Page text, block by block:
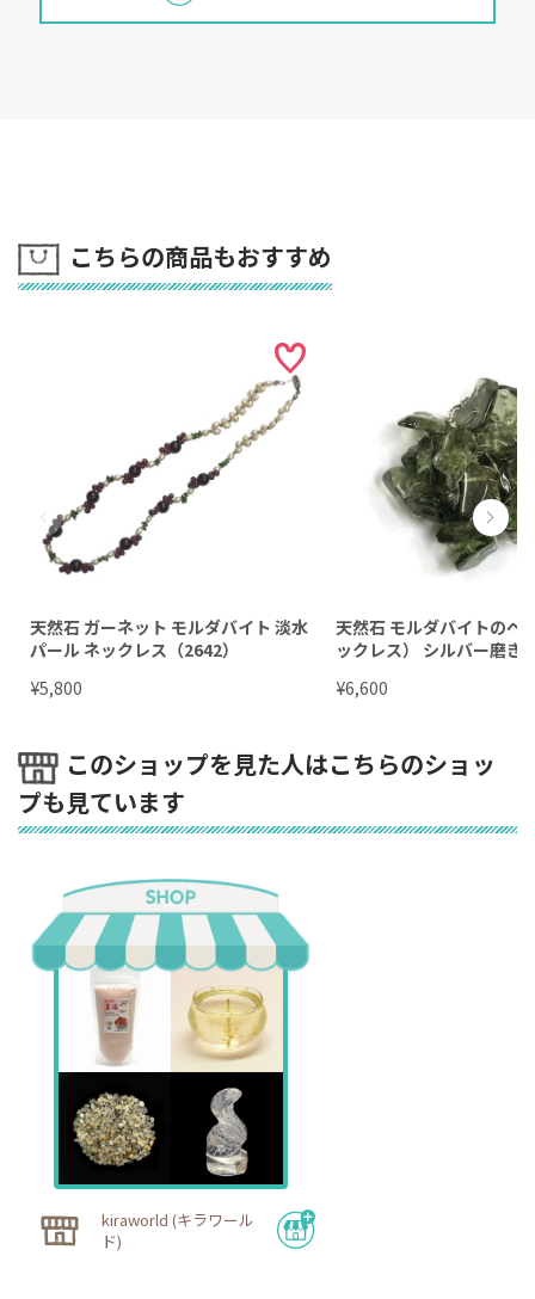
こちらの商品もおすすめ
天然石 ガーネット モルダバイト 淡水
パール ネックレス（2642）
¥5,800
天然石 モルダバイトのペ
ックレス） シルバー磨き
¥6,600
このショップを見た人はこちらのショッ
プも見ています
kiraworld (キラワール
ド)